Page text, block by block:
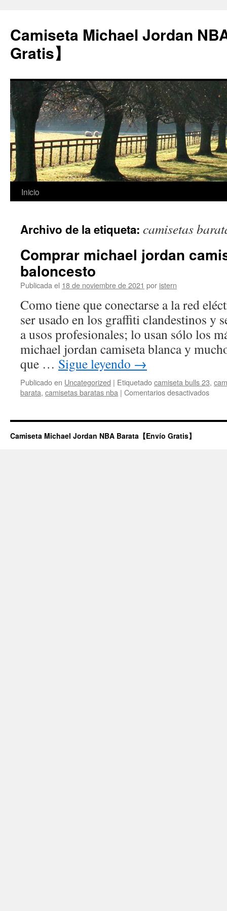
Camiseta Michael Jordan
Gratis】
Saltar
contenido
Inicio
Archivo de la etiqueta: camisetas
Comprar michael jordan
baloncesto
Publicada el 18 de noviembre de 2021 por istern
Como tiene que conectarse a la red
ser usado en los graffiti clandestinos y
a usos profesionales; lo usan sólo los
michael jordan camiseta blanca y
que … Sigue leyendo →
Publicado en Uncategorized | Etiquetadocamiseta bulls 23,
barata, camisetas baratas nba | Comentarios desactivadosen
Camiseta Michael Jordan NBA Barata【Envío Gratis】